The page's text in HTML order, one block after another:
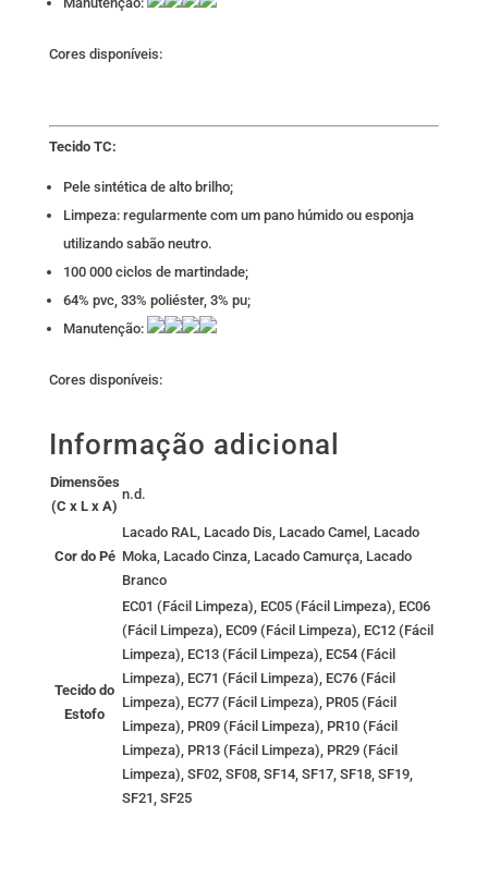
Cores disponíveis:
Tecido TC:
Pele sintética de alto brilho;
Limpeza: regularmente com um pano húmido ou esponja
utilizando sabão neutro.
100 000 ciclos de martindade;
64% pvc, 33% poliéster, 3% pu;
Manutenção:
Cores disponíveis:
Informação adicional
Dimensões
(C x L x A)
n.d.
Cor do Pé
Lacado RAL, Lacado Dis, Lacado Camel, Lacado
Moka, Lacado Cinza, Lacado Camurça, Lacado
Branco
Tecido do
Estofo
EC01 (Fácil Limpeza), EC05 (Fácil Limpeza), EC06
(Fácil Limpeza), EC09 (Fácil Limpeza), EC12 (Fácil
Limpeza), EC13 (Fácil Limpeza), EC54 (Fácil
Limpeza), EC71 (Fácil Limpeza), EC76 (Fácil
Limpeza), EC77 (Fácil Limpeza), PR05 (Fácil
Limpeza), PR09 (Fácil Limpeza), PR10 (Fácil
Limpeza), PR13 (Fácil Limpeza), PR29 (Fácil
Limpeza), SF02, SF08, SF14, SF17, SF18, SF19,
SF21, SF25